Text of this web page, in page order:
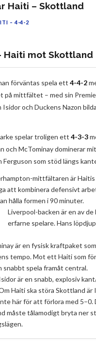
Haiti – Skottland
– 4-4-2
Haiti mot Skottland
förväntas spela ett 4-4-2
på mittfältet – med sin
och Duckens Nazon
spelar troligen ett 4-3-3
och McTominay dominerar
som stöd längs
mittfältaren är Haitis
att kombinera defensivt
hålla formen i 90 minuter.
Liverpool-backen är en av
erfarne spelare. Hans
är en fysisk kraftpaket
tempo. Mot ett Haiti som
snabbt spela framåt central.
är en snabb, explosiv
Haiti ska störa Skottland är
här för att förlora med
måste tålamodigt bryta ner